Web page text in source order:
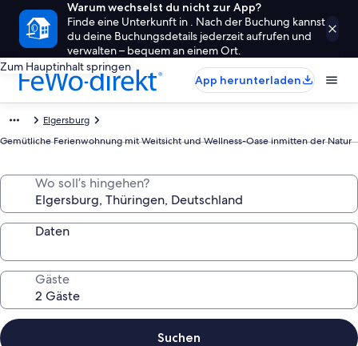
Warum wechselst du nicht zur App?
Finde eine Unterkunft in . Nach der Buchung kannst
du deine Buchungsdetails jederzeit aufrufen und
verwalten – bequem an einem Ort.
Zum Hauptinhalt springen
App herunterladen
Elgersburg
Gemütliche Ferienwohnung mit Weitsicht und Wellness-Oase inmitten der Natur
Wo soll’s hingehen?
Daten
Gäste
Suchen